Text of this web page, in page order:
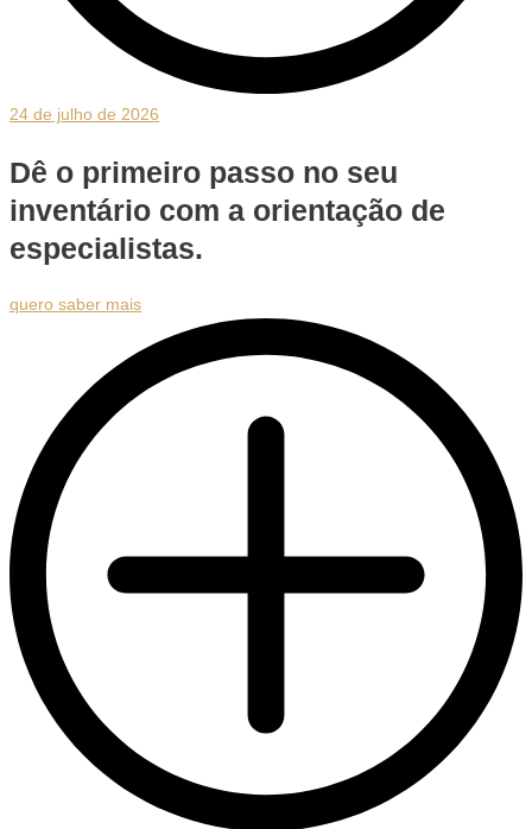
24 de julho de 2026
Dê o primeiro passo no seu
inventário com a orientação de
especialistas.
quero saber mais